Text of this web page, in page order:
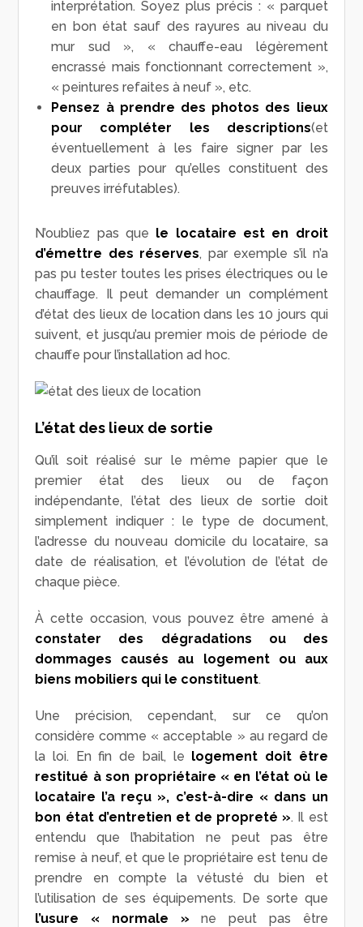
interprétation. Soyez plus précis : « parquet
en bon état sauf des rayures au niveau du
mur sud », « chauffe-eau légèrement
encrassé mais fonctionnant correctement »,
« peintures refaites à neuf », etc.
Pensez à prendre des photos des lieux
pour compléter les descriptions(et
éventuellement à les faire signer par les
deux parties pour qu’elles constituent des
preuves irréfutables).
N’oubliez pas que le locataire est en droit
d’émettre des réserves, par exemple s’il n’a
pas pu tester toutes les prises électriques ou le
chauffage. Il peut demander un complément
d’état des lieux de location dans les 10 jours qui
suivent, et jusqu’au premier mois de période de
chauffe pour l’installation ad hoc.
L’état des lieux de sortie
Qu’il soit réalisé sur le même papier que le
premier état des lieux ou de façon
indépendante, l’état des lieux de sortie doit
simplement indiquer : le type de document,
l’adresse du nouveau domicile du locataire, sa
date de réalisation, et l’évolution de l’état de
chaque pièce.
À cette occasion, vous pouvez être amené à
constater des dégradations ou des
dommages causés au logement ou aux
biens mobiliers qui le constituent.
Une précision, cependant, sur ce qu’on
considère comme « acceptable » au regard de
la loi. En fin de bail, le logement doit être
restitué à son propriétaire « en l’état où le
locataire l’a reçu », c’est-à-dire « dans un
bon état d’entretien et de propreté ». Il est
entendu que l’habitation ne peut pas être
remise à neuf, et que le propriétaire est tenu de
prendre en compte la vétusté du bien et
l’utilisation de ses équipements. De sorte que
l’usure « normale » ne peut pas être